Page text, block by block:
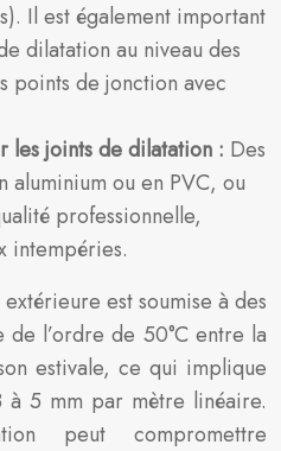
Il est également important
dilatation au niveau des
points de jonction avec
les joints de dilatation : Des
aluminium ou en PVC, ou
professionnelle,
intempéries.
est soumise à des
l’ordre de 50°C entre la
estivale, ce qui implique
à 5 mm par mètre linéaire.
peut compromettre